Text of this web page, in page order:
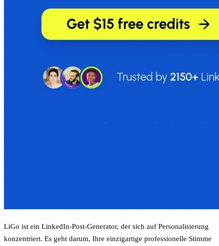
LiGo ist ein LinkedIn-Post-Generator, der sich auf Personalisierung
konzentriert. Es geht darum, Ihre einzigartige professionelle Stimme